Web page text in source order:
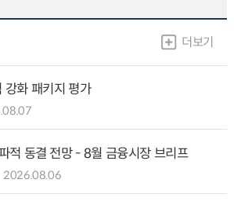
더보기
강화 패키지 평가
적 동결 전망 - 8월 금융시장 브리프
2026.08.06